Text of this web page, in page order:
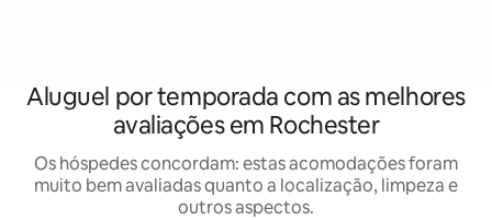
Aluguel por temporada com as melhores
avaliações em Rochester
Os hóspedes concordam: estas acomodações foram
muito bem avaliadas quanto a localização, limpeza e
outros aspectos.